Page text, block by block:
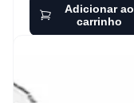
Adicionar ao
carrinho